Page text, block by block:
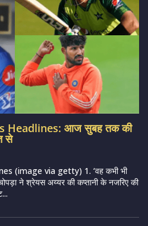
Headlines: आज सुबह तक की
से
(image via getty) 1. ‘वह कभी भी
ने श्रेयस अय्यर की कप्तानी के नजरिए की